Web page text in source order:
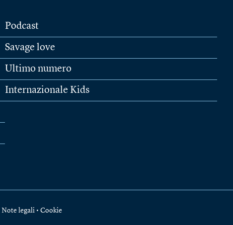
Podcast
Savage love
Ultimo numero
Internazionale Kids
Note legali • Cookie